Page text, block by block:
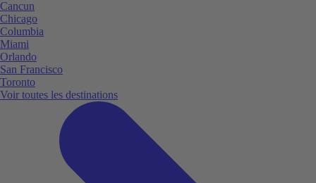
Cancun
Chicago
Columbia
Miami
Orlando
San Francisco
Toronto
Voir toutes les destinations